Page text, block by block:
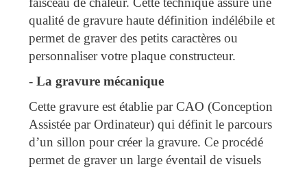
qualité de gravure haute définition indélébile et
permet de graver des petits caractères ou
personnaliser votre plaque constructeur.
- La gravure mécanique
Cette gravure est établie par CAO (Conception
Assistée par Ordinateur) qui définit le parcours
d’un sillon pour créer la gravure. Ce procédé
permet de graver un large éventail de visuels